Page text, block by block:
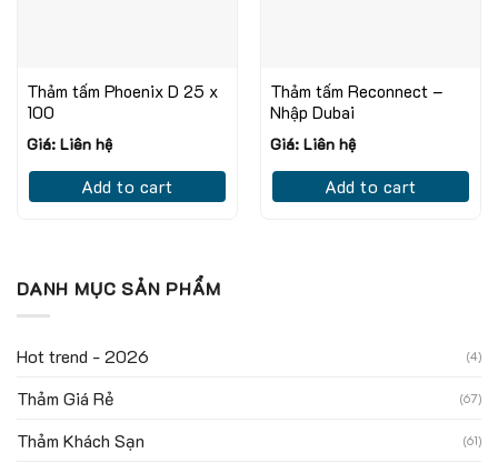
Thảm tấm Phoenix D 25 x
100
Giá: Liên hệ
Add to cart
Thảm tấm Reconnect –
Nhập Dubai
Giá: Liên hệ
Add to cart
DANH MỤC SẢN PHẨM
Hot trend - 2026 (4)
Thảm Giá Rẻ (67)
Thảm Khách Sạn (61)